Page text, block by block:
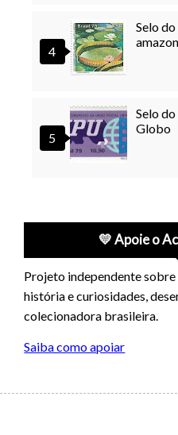
Selo
Selo
Globo
💛 Apoie o
Projeto independente
história e curiosidades,
colecionadora brasileira.
Saiba como apoiar